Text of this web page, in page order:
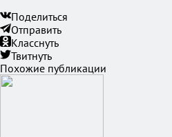
Поделиться
Отправить
Класснуть
Твитнуть
Похожие публикации